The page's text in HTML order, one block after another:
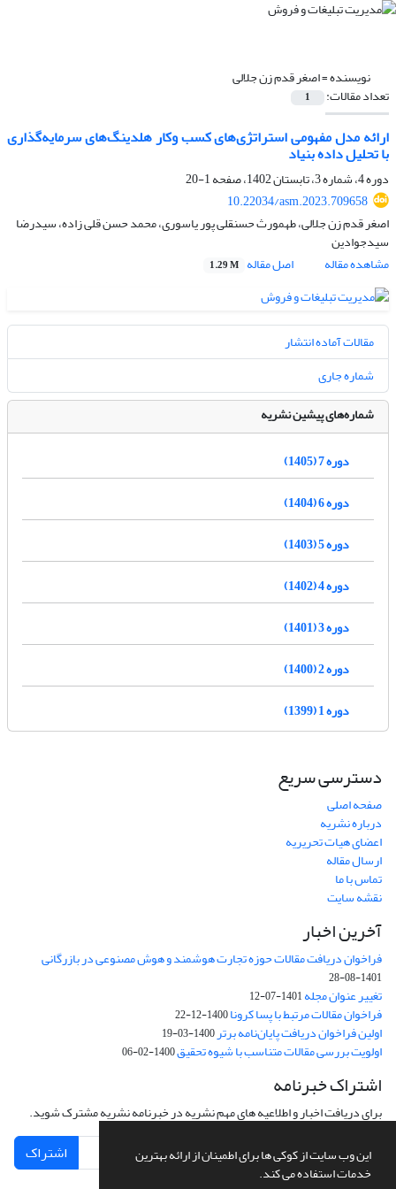
این وب سایت از کوکی ها برای اطمینان از ارائه بهترین
خدمات استفاده می کند.
نویسنده =اصغر قدم زن جلالی
تعداد مقالات: 1
ارائه مدل مفهومی ‌‌استراتژی‌های کسب وکار هلدینگ‌های سرمایه‌گذاری
با تحلیل داده بنیاد
دوره 4، شماره 3، تابستان 1402، صفحه
1-20
10.22034/asm.2023.709658
اصغر قدم زن جلالی، طهمورث حسنقلی پور یاسوری، محمد حسن قلی زاده، سیدرضا
سیدجوادین
مشاهده مقاله
اصل مقاله 1.29 M
مقالات آماده انتشار
شماره جاری
شماره‌های پیشین نشریه
دوره 7 (1405)
دوره 6 (1404)
دوره 5 (1403)
دوره 4 (1402)
دوره 3 (1401)
دوره 2 (1400)
دوره 1 (1399)
دسترسی سریع
صفحه اصلی
درباره نشریه
اعضای هیات تحریریه
ارسال مقاله
تماس با ما
نقشه سایت
آخرین اخبار
فراخوان دریافت مقالات حوزه تجارت هوشمند و هوش مصنوعی در بازرگانی
1401-08-28
تغییر عنوان مجله1401-07-12
فراخوان مقالات مرتبط با پسا کرونا1400-12-22
اولین فراخوان دریافت پایان‌نامه برتر1400-03-19
اولویت بررسی مقالات متناسب با شیوه تحقیق1400-02-06
اشتراک خبرنامه
برای دریافت اخبار و اطلاعیه های مهم نشریه در خبرنامه نشریه مشترک شوید.
اشتراک